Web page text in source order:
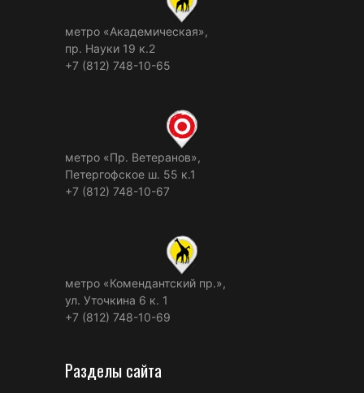
метро «Академическая»,
пр. Науки 19 к.2
+7 (812) 748-10-65
метро «Пр. Ветеранов»,
Петергофское ш. 55 к.1
+7 (812) 748-10-67
метро «Комендантский пр.»,
ул. Уточкина 6 к. 1
+7 (812) 748-10-69
Разделы сайта